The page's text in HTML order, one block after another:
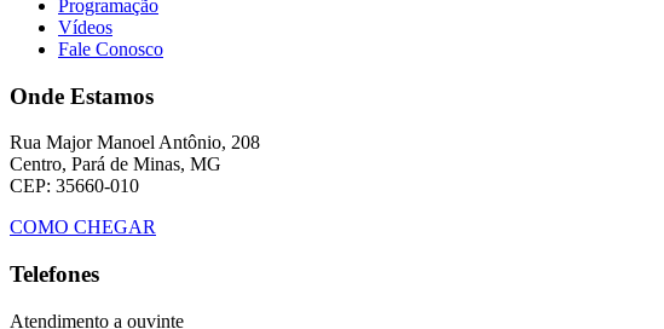
Programação
Vídeos
Fale Conosco
Onde Estamos
Rua Major Manoel Antônio, 208
Centro, Pará de Minas, MG
CEP: 35660-010
COMO CHEGAR
Telefones
Atendimento a ouvinte